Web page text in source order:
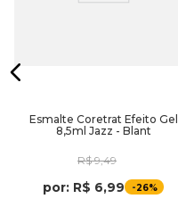
Esmalte Coretrat Efeito Gel
8,5ml Jazz - Blant
R$ 9,49
por: R$ 6,99 -26%